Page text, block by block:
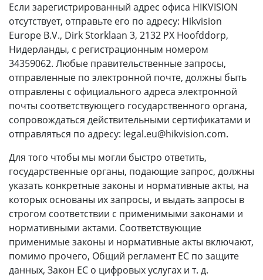
Если зарегистрированный адрес офиса HIKVISION
отсутствует, отправьте его по адресу: Hikvision
Europe B.V., Dirk Storklaan 3, 2132 PX Hoofddorp,
Нидерланды, с регистрационным номером
34359062. Любые правительственные запросы,
отправленные по электронной почте, должны быть
отправлены с официального адреса электронной
почты соответствующего государственного органа,
сопровождаться действительными сертификатами и
отправляться по адресу: legal.eu@hikvision.com.
Для того чтобы мы могли быстро ответить,
государственные органы, подающие запрос, должны
указать конкретные законы и нормативные акты, на
которых основаны их запросы, и выдать запросы в
строгом соответствии с применимыми законами и
нормативными актами. Соответствующие
применимые законы и нормативные акты включают,
помимо прочего, Общий регламент ЕС по защите
данных, Закон ЕС о цифровых услугах и т. д.